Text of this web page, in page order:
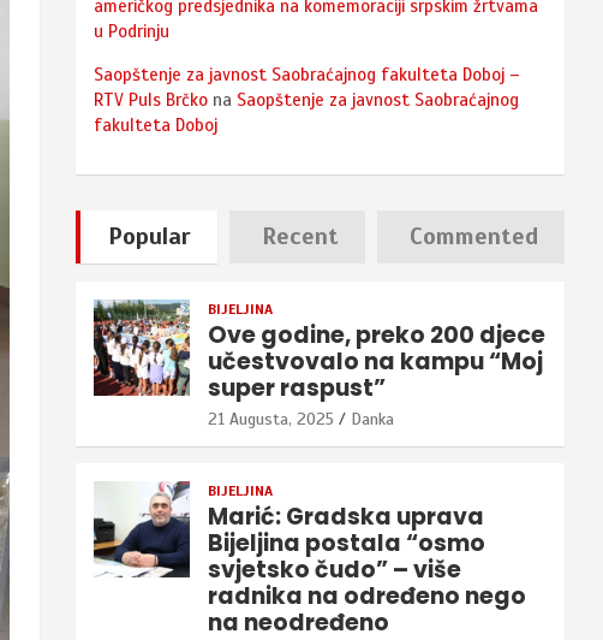
američkog predsjednika na komemoraciji srpskim žrtvama
u Podrinju
Saopštenje za javnost Saobraćajnog fakulteta Doboj –
RTV Puls Brčko na Saopštenje za javnost Saobraćajnog
fakulteta Doboj
Popular Recent Commented
BIJELJINA
Ove godine, preko 200 djece
učestvovalo na kampu “Moj
super raspust”
21 Augusta, 2025 Danka
BIJELJINA
Marić: Gradska uprava
Bijeljina postala “osmo
svjetsko čudo” – više
radnika na određeno nego
na neodređeno